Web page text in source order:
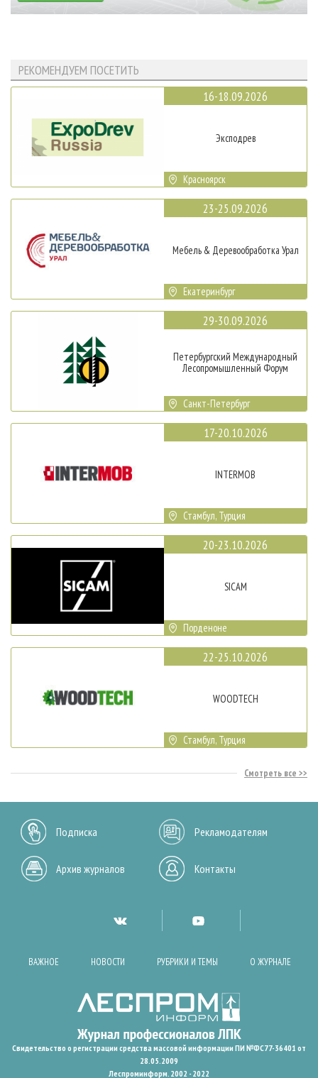
РЕКОМЕНДУЕМ ПОСЕТИТЬ
16-18.09.2026
Эксподрев
Красноярск
23-25.09.2026
Мебель & Деревообработка Урал
Екатеринбург
29-30.09.2026
Петербургский Международный
Лесопромышленный Форум
Санкт-Петербург
17-20.10.2026
INTERMOB
Стамбул, Турция
20-23.10.2026
SICAM
Порденоне
22-25.10.2026
WOODTECH
Стамбул, Турция
Смотреть все
Подписка Рекламодателям
Архив журналов Контакты
ВАЖНОЕ НОВОСТИ РУБРИКИ И ТЕМЫ О ЖУРНАЛЕ
Свидетельство о регистрации средства массовой информации ПИ №ФС77-36401 от
28.05.2009
Леспроминформ. 2002 - 2022